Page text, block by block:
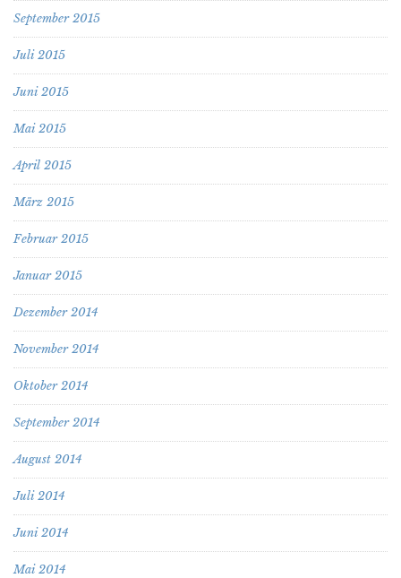
September 2015
Juli 2015
Juni 2015
Mai 2015
April 2015
März 2015
Februar 2015
Januar 2015
Dezember 2014
November 2014
Oktober 2014
September 2014
August 2014
Juli 2014
Juni 2014
Mai 2014